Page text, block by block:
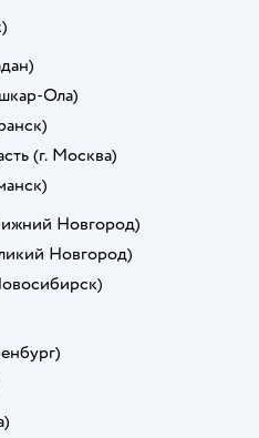
Ола)
(г. Москва)
Новгород)
Новгород)